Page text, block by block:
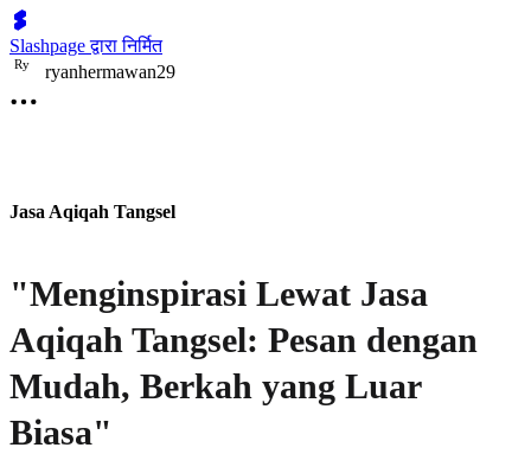
Slashpage द्वारा निर्मित
Ry ryanhermawan29
Jasa Aqiqah Tangsel
"Menginspirasi Lewat Jasa
Aqiqah Tangsel: Pesan dengan
Mudah, Berkah yang Luar
Biasa"